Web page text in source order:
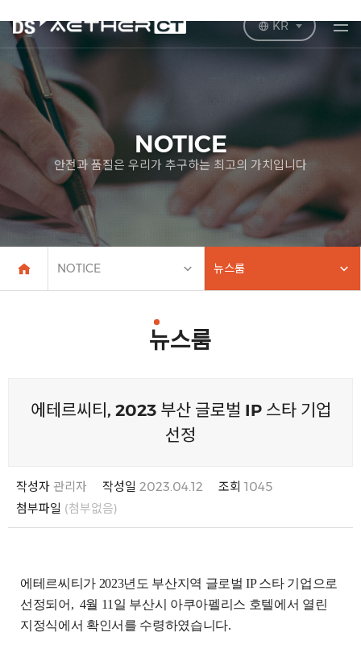
KR
NOTICE
안전과 품질은 우리가 추구하는 최고의 가치입니다
NOTICE 뉴스룸
뉴스룸
에테르씨티, 2023 부산 글로벌 IP 스타 기업
선정
작성자 관리자 작성일 2023.04.12 조회 1045
첨부파일 (첨부없음)
에테르씨티가 2023년도 부산지역 글로벌 IP스타 기업으로
선정되어 , 4월 11 일 부산시 아쿠아펠리스 호텔에서 열린
지정식에서 확인서를 수령하였습니다.